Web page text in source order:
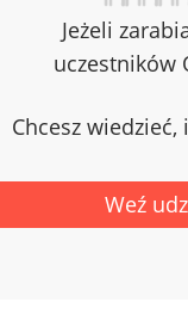
Jeżeli
uczestników
Chcesz
Weź